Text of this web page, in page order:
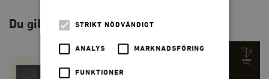
Du gillar kanske också…
STRIKT NÖDVÄNDIGT
ANALYS MARKNADSFÖRING
FUNKTIONER